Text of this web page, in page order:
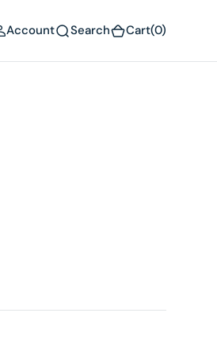
Account Search Cart(0)